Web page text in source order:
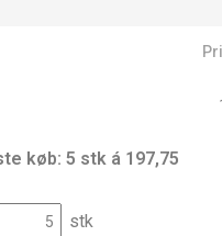
køb: 5 stk á 197,75
stk